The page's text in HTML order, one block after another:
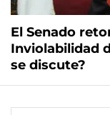
El Senado
Inviolabilidad
se discute?